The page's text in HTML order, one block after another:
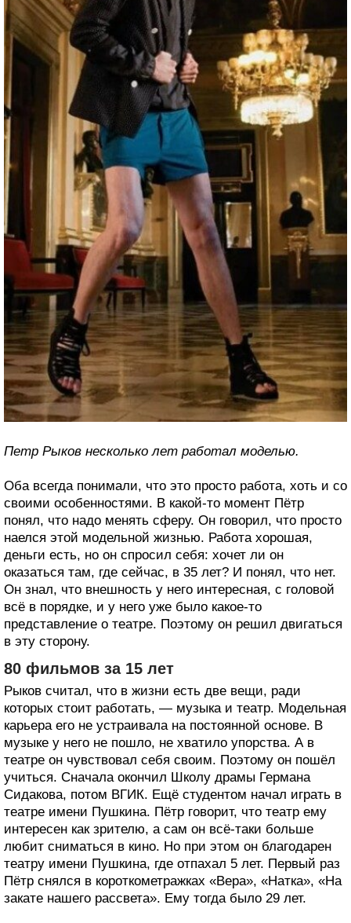
Петр Рыков несколько лет работал моделью.
Оба всегда понимали, что это просто работа, хоть и со
своими особенностями. В какой-то момент Пётр
понял, что надо менять сферу. Он говорил, что просто
наелся этой модельной жизнью. Работа хорошая,
деньги есть, но он спросил себя: хочет ли он
оказаться там, где сейчас, в 35 лет? И понял, что нет.
Он знал, что внешность у него интересная, с головой
всё в порядке, и у него уже было какое-то
представление о театре. Поэтому он решил двигаться
в эту сторону.
80 фильмов за 15 лет
Рыков считал, что в жизни есть две вещи, ради
которых стоит работать, — музыка и театр. Модельная
карьера его не устраивала на постоянной основе. В
музыке у него не пошло, не хватило упорства. А в
театре он чувствовал себя своим. Поэтому он пошёл
учиться. Сначала окончил Школу драмы Германа
Сидакова, потом ВГИК. Ещё студентом начал играть в
театре имени Пушкина. Пётр говорит, что театр ему
интересен как зрителю, а сам он всё-таки больше
любит сниматься в кино. Но при этом он благодарен
театру имени Пушкина, где отпахал 5 лет. Первый раз
Пётр снялся в короткометражках «Вера», «Натка», «На
закате нашего рассвета». Ему тогда было 29 лет.